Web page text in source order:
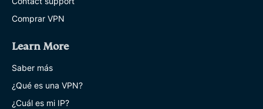
Comprar VPN
Learn More
Saber más
¿Qué es una VPN?
¿Cuál es mi IP?